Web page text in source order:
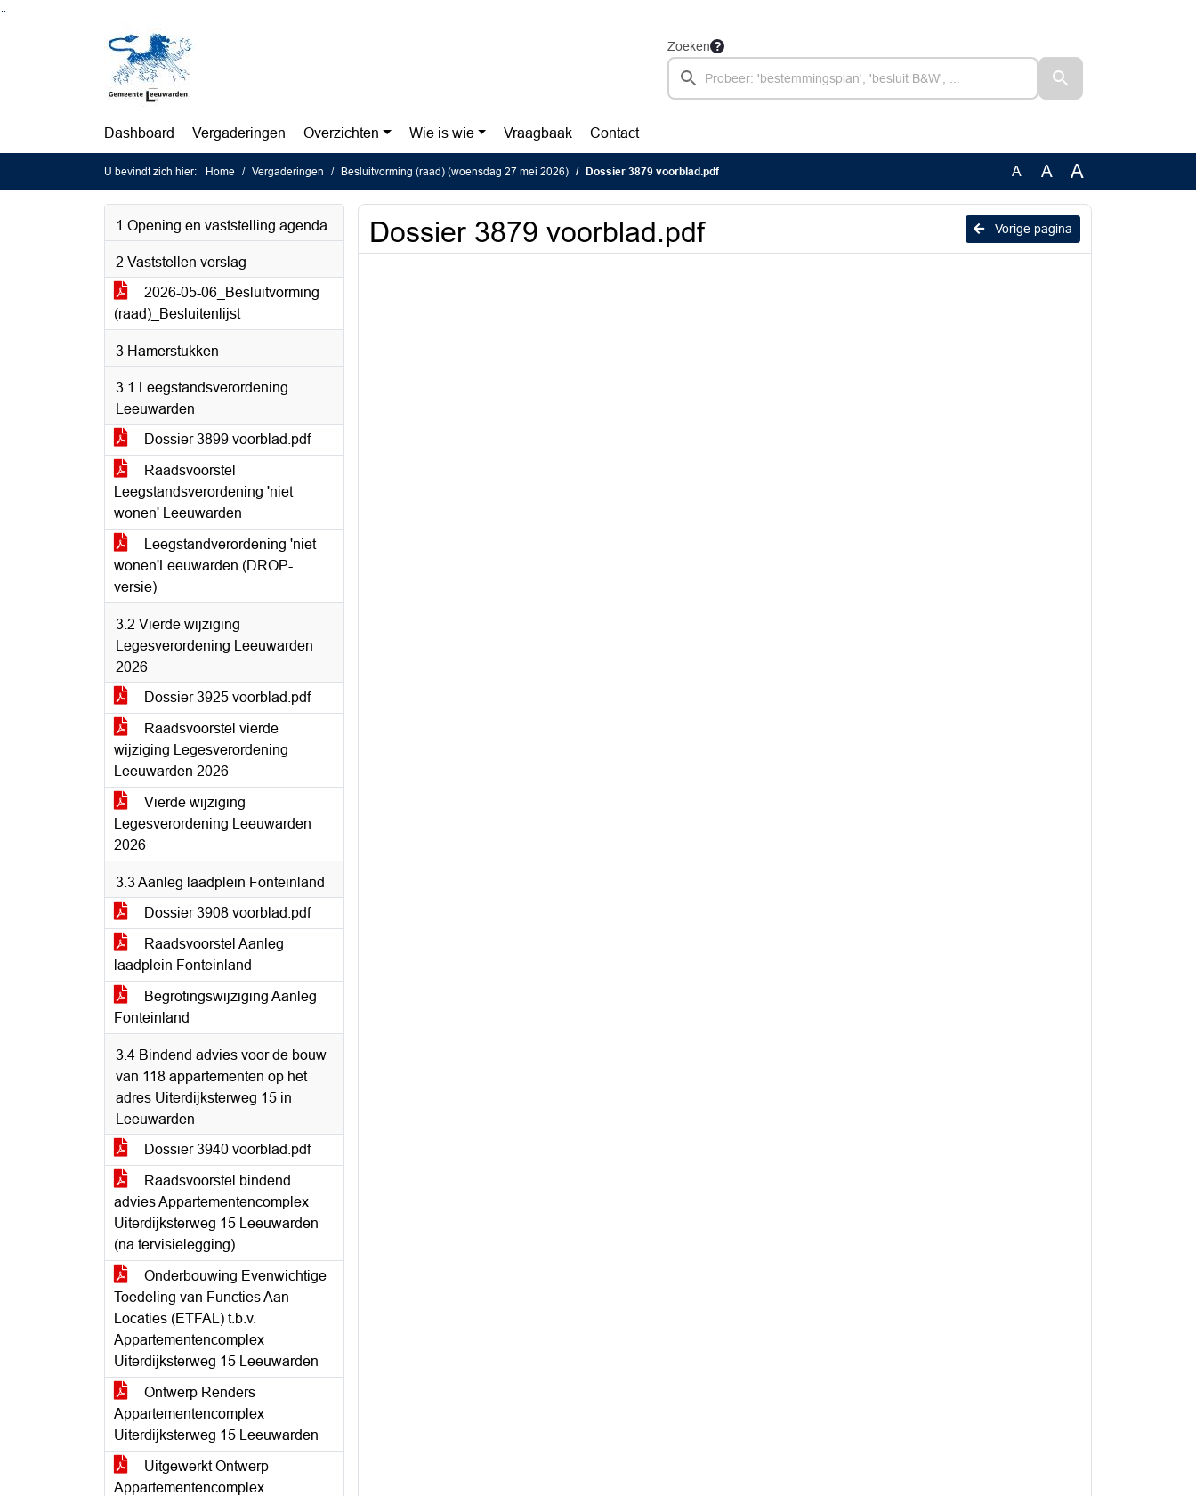
Zoeken
Dashboard Vergaderingen Overzichten Wie is wie Vraagbaak Contact
U bevindt zich hier: Home Vergaderingen Besluitvorming (raad) (woensdag 27 mei 2026) Dossier 3879 voorblad.pdf A A A
1 Opening en vaststelling agenda
2 Vaststellen verslag
2026-05-06_Besluitvorming
(raad)_Besluitenlijst
3 Hamerstukken
3.1 Leegstandsverordening
Leeuwarden
Dossier 3899 voorblad.pdf
Raadsvoorstel
Leegstandsverordening 'niet
wonen' Leeuwarden
Leegstandverordening 'niet
wonen'Leeuwarden (DROP-
versie)
3.2 Vierde wijziging
Legesverordening Leeuwarden
2026
Dossier 3925 voorblad.pdf
Raadsvoorstel vierde
wijziging Legesverordening
Leeuwarden 2026
Vierde wijziging
Legesverordening Leeuwarden
2026
3.3 Aanleg laadplein Fonteinland
Dossier 3908 voorblad.pdf
Raadsvoorstel Aanleg
laadplein Fonteinland
Begrotingswijziging Aanleg
Fonteinland
3.4 Bindend advies voor de bouw
van 118 appartementen op het
adres Uiterdijksterweg 15 in
Leeuwarden
Dossier 3940 voorblad.pdf
Raadsvoorstel bindend
advies Appartementencomplex
Uiterdijksterweg 15 Leeuwarden
(na tervisielegging)
Onderbouwing Evenwichtige
Toedeling van Functies Aan
Locaties (ETFAL) t.b.v.
Appartementencomplex
Uiterdijksterweg 15 Leeuwarden
Ontwerp Renders
Appartementencomplex
Uiterdijksterweg 15 Leeuwarden
Uitgewerkt Ontwerp
Appartementencomplex
Vorige pagina
Dossier 3879 voorblad.pdf